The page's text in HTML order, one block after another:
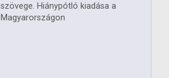
szövege. Hiánypótló kiadása a
Magyarországon